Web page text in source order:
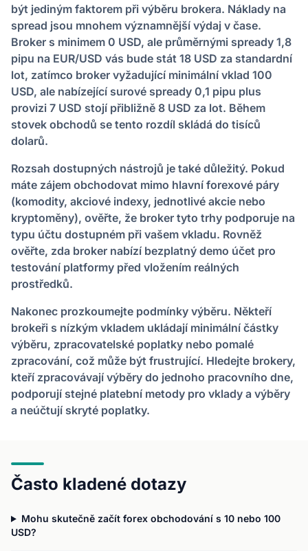
být jediným faktorem při výběru brokera. Náklady na
spread jsou mnohem významnější výdaj v čase.
Broker s minimem 0 USD, ale průměrnými spready 1,8
pipu na EUR/USD vás bude stát 18 USD za standardní
lot, zatímco broker vyžadující minimální vklad 100
USD, ale nabízející surové spready 0,1 pipu plus
provizi 7 USD stojí přibližně 8 USD za lot. Během
stovek obchodů se tento rozdíl skládá do tisíců
dolarů.
Rozsah dostupných nástrojů je také důležitý. Pokud
máte zájem obchodovat mimo hlavní forexové páry
(komodity, akciové indexy, jednotlivé akcie nebo
kryptoměny), ověřte, že broker tyto trhy podporuje na
typu účtu dostupném při vašem vkladu. Rovněž
ověřte, zda broker nabízí bezplatný demo účet pro
testování platformy před vložením reálných
prostředků.
Nakonec prozkoumejte podmínky výběru. Někteří
brokeři s nízkým vkladem ukládají minimální částky
výběru, zpracovatelské poplatky nebo pomalé
zpracování, což může být frustrující. Hledejte brokery,
kteří zpracovávají výběry do jednoho pracovního dne,
podporují stejné platební metody pro vklady a výběry
a neúčtují skryté poplatky.
Často kladené dotazy
Mohu skutečně začít forex obchodování s 10 nebo 100
USD?